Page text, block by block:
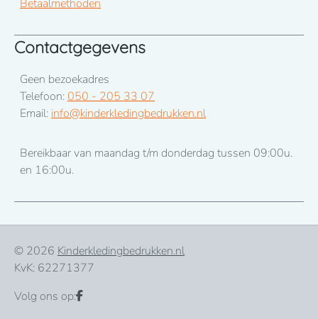
Betaalmethoden
Contactgegevens
Geen bezoekadres
Telefoon: 050 - 205 33 07
Email: info@kinderkledingbedrukken.nl
Bereikbaar van maandag t/m donderdag tussen 09:00u.
en 16:00u.
© 2026 Kinderkledingbedrukken.nl
KvK: 62271377
Volg ons op: